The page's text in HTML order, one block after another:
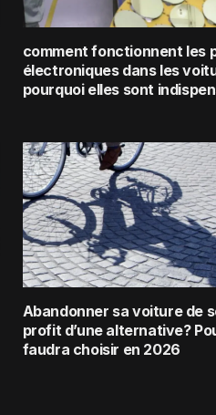
comment fonctionnent les
électroniques dans les
pourquoi elles sont
Abandonner sa voiture de
profit d’une alternative?
faudra choisir en 2026